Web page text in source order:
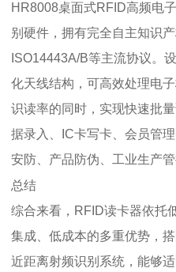
HR8008桌面式RFID高频电
别硬件，拥有完全自主知识
ISO14443A/B等主流协议。
化天线结构，可高效处理电
识读率的同时，实现快速批
据录入、IC卡写卡、会员管
安防、产品防伪、工业生产
总结
综合来看，RFID读卡器依托
集成、低成本的多重优势，
近距离射频识别系统，能够